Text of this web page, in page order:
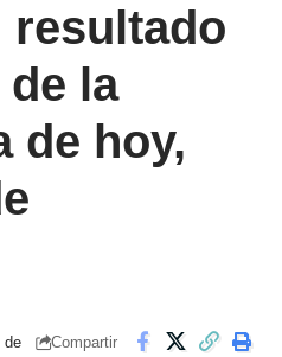
resultado
la
de hoy,
de
Compartir